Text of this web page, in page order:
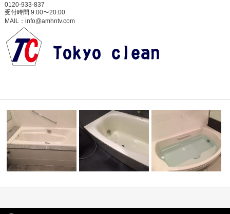
0120-933-837
受付時間 9:00〜20:00
MAIL：info@amhntv.com